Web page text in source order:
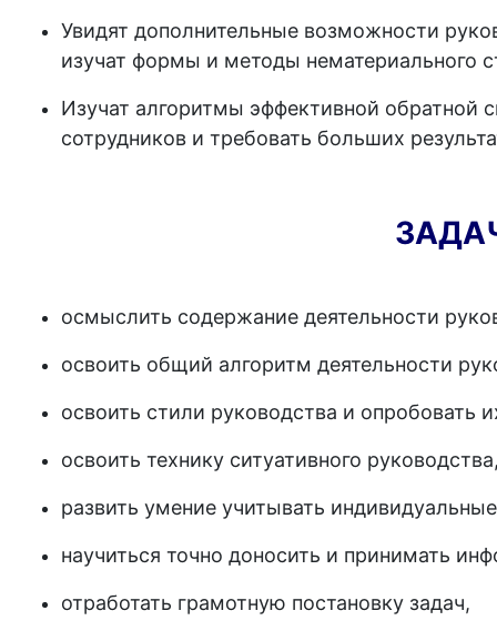
Увидят дополнительные возможности
изучат формы и методы нематериального
Изучат алгоритмы эффективной обратной
сотрудников и требовать больших
осмыслить содержание деятельности
освоить общий алгоритм деятельности
освоить стили руководства и опробовать
освоить технику ситуативного
развить умение учитывать
научиться точно доносить и принимать
отработать грамотную постановку задач,